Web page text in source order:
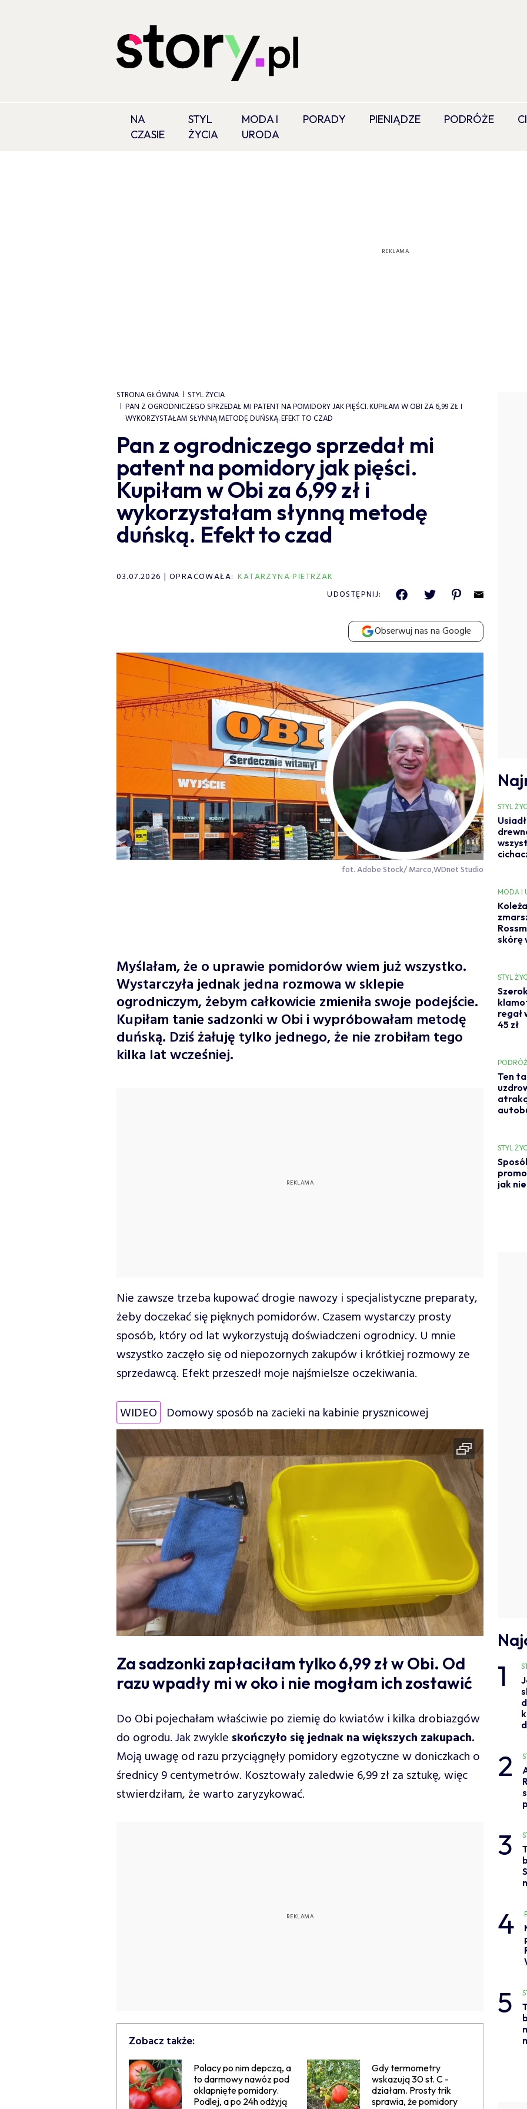
NA
CZASIE
STYL
ŻYCIA
MODA I
URODA
PORADY PIENIĄDZE PODRÓŻE
STRONA GŁÓWNA
STYL ŻYCIA
PAN Z OGRODNICZEGO SPRZEDAŁ MI PATENT NA POMIDORY JAK PIĘŚCI. KUPIŁAM W OBI ZA 6,99 ZŁ I
WYKORZYSTAŁAM SŁYNNĄ METODĘ DUŃSKĄ. EFEKT TO CZAD
Pan z ogrodniczego sprzedał mi
patent na pomidory jak pięści.
Kupiłam w Obi za 6,99 zł i
wykorzystałam słynną metodę
duńską. Efekt to czad
03.07.2026 OPRACOWAŁA: KATARZYNA PIETRZAK
UDOSTĘPNIJ:
Obserwuj nas na Google
fot. Adobe Stock/ Marco,WDnet Studio
Myślałam, że o uprawie pomidorów wiem już wszystko.
Wystarczyła jednak jedna rozmowa w sklepie
ogrodniczym, żebym całkowicie zmieniła swoje podejście.
Kupiłam tanie sadzonki w Obi i wypróbowałam metodę
duńską. Dziś żałuję tylko jednego, że nie zrobiłam tego
kilka lat wcześniej.
Nie zawsze trzeba kupować drogie nawozy i specjalistyczne preparaty,
żeby doczekać się pięknych pomidorów. Czasem wystarczy prosty
sposób, który od lat wykorzystują doświadczeni ogrodnicy. U mnie
wszystko zaczęło się od niepozornych zakupów i krótkiej rozmowy ze
sprzedawcą. Efekt przeszedł moje najśmielsze oczekiwania.
WIDEO Domowy sposób na zacieki na kabinie prysznicowej
Za sadzonki zapłaciłam tylko 6,99 zł w Obi. Od
razu wpadły mi w oko i nie mogłam ich zostawić
Do Obi pojechałam właściwie po ziemię do kwiatów i kilka drobiazgów
do ogrodu. Jak zwykle skończyło się jednak na większych zakupach.
Moją uwagę od razu przyciągnęły pomidory egzotyczne w doniczkach o
średnicy 9 centymetrów. Kosztowały zaledwie 6,99 zł za sztukę, więc
stwierdziłam, że warto zaryzykować.
Zobacz także:
Polacy po nim depczą, a
to darmowy nawóz pod
oklapnięte pomidory.
Podlej, a po 24h odżyją
Gdy termometry
wskazują 30 st. C -
działam. Prosty trik
sprawia, że pomidory
STYL
MODA I
skórę
STYL
regał
45 zł
Ten
STYL
jak
1
2
3
4
5